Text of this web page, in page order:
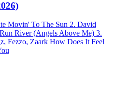
Movin' To The Sun 2. David
River (Angels Above Me) 3.
Fezzo, Zaark How Does It Feel